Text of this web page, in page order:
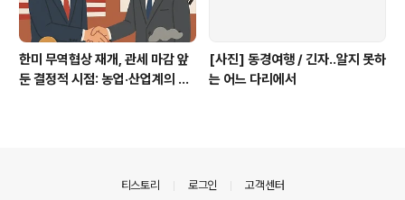
한미 무역협상 재개, 관세 마감 앞
둔 결정적 시점: 농업·산업계의 반
[사진] 동경여행 / 긴자..알지 못하
는 어느 다리에서
티스토리 로그인 고객센터